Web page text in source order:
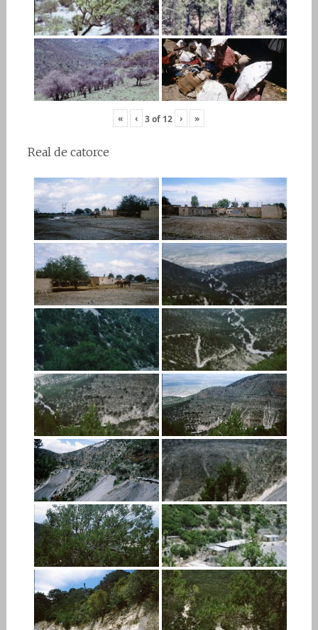
« ‹ 3of 12 › »
Real de catorce